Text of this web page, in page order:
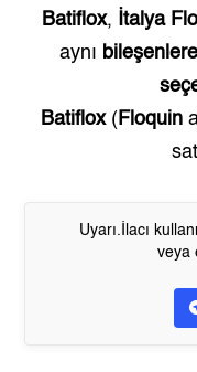
Batiflox, İtalya
aynı
Batiflox( Floquin
Uyarı.İlacı
veya